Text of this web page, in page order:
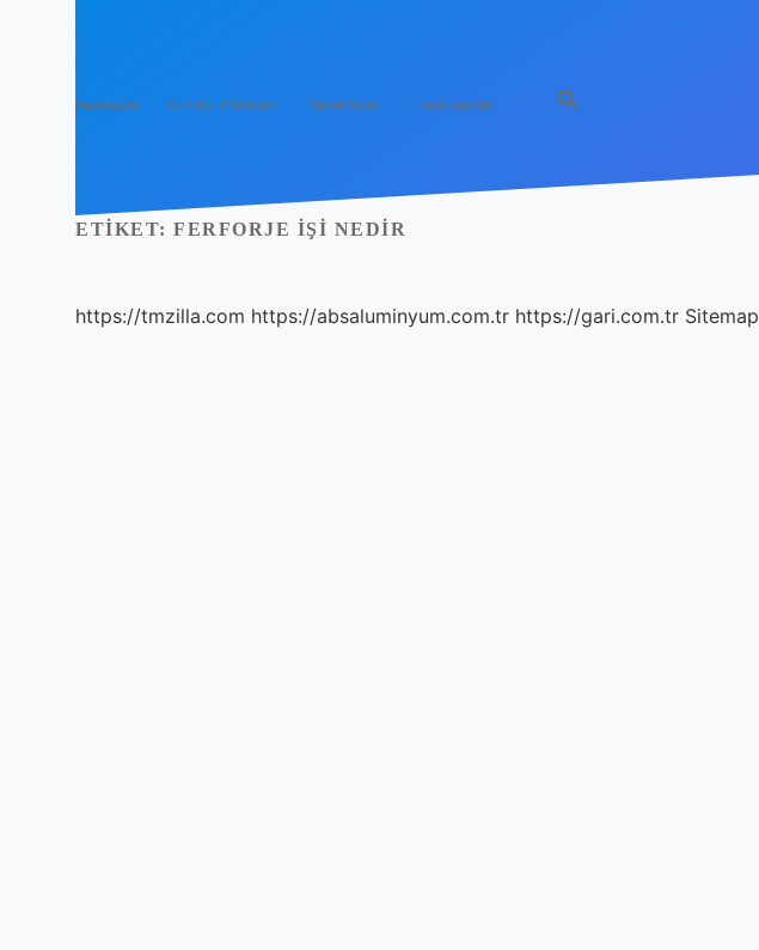
Anasayfa Gizlilik Politikası Yasal Uyarı Hakkımızda
ETIKET: FERFORJE IŞI NEDIR
https://tmzilla.com https://absaluminyum.com.tr https://gari.com.tr Sitemap